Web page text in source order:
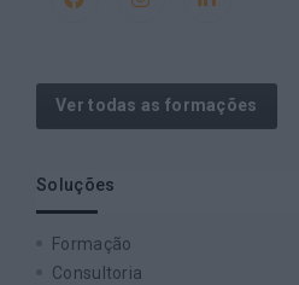
Ver todas as formações
Soluções
Formação
Consultoria